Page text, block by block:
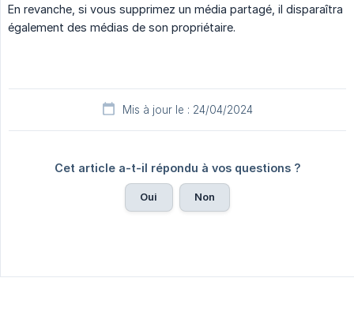
En revanche, si vous supprimez un média partagé, il disparaîtra
également des médias de son propriétaire.
Mis à jour le : 24/04/2024
Cet article a-t-il répondu à vos questions ?
Oui Non